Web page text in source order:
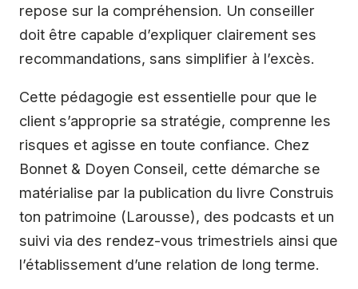
repose sur la compréhension. Un conseiller
doit être capable d’expliquer clairement ses
recommandations, sans simplifier à l’excès.
Cette pédagogie est essentielle pour que le
client s’approprie sa stratégie, comprenne les
risques et agisse en toute confiance. Chez
Bonnet & Doyen Conseil, cette démarche se
matérialise par la publication du livre Construis
ton patrimoine (Larousse), des podcasts et un
suivi via des rendez-vous trimestriels ainsi que
l’établissement d’une relation de long terme.